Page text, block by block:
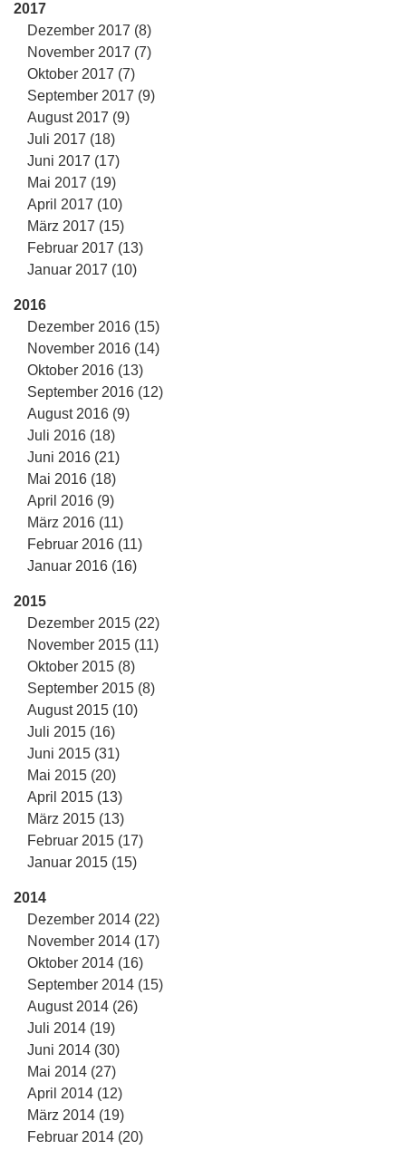
2017
Dezember 2017 (8)
November 2017 (7)
Oktober 2017 (7)
September 2017 (9)
August 2017 (9)
Juli 2017 (18)
Juni 2017 (17)
Mai 2017 (19)
April 2017 (10)
März 2017 (15)
Februar 2017 (13)
Januar 2017 (10)
2016
Dezember 2016 (15)
November 2016 (14)
Oktober 2016 (13)
September 2016 (12)
August 2016 (9)
Juli 2016 (18)
Juni 2016 (21)
Mai 2016 (18)
April 2016 (9)
März 2016 (11)
Februar 2016 (11)
Januar 2016 (16)
2015
Dezember 2015 (22)
November 2015 (11)
Oktober 2015 (8)
September 2015 (8)
August 2015 (10)
Juli 2015 (16)
Juni 2015 (31)
Mai 2015 (20)
April 2015 (13)
März 2015 (13)
Februar 2015 (17)
Januar 2015 (15)
2014
Dezember 2014 (22)
November 2014 (17)
Oktober 2014 (16)
September 2014 (15)
August 2014 (26)
Juli 2014 (19)
Juni 2014 (30)
Mai 2014 (27)
April 2014 (12)
März 2014 (19)
Februar 2014 (20)